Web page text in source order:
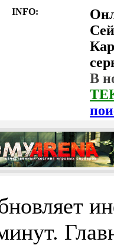
INFO:
В